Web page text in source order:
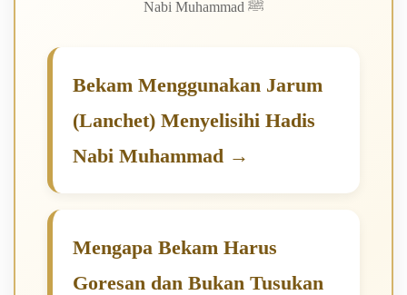
Nabi Muhammad ﷺ
Bekam Menggunakan Jarum
(Lanchet) Menyelisihi Hadis
Nabi Muhammad →
Mengapa Bekam Harus
Goresan dan Bukan Tusukan